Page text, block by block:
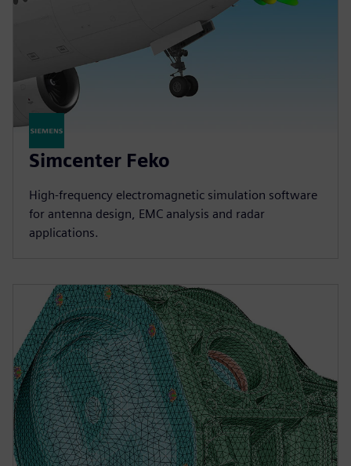
Simcenter Feko
High-frequency electromagnetic simulation software
for antenna design, EMC analysis and radar
applications.